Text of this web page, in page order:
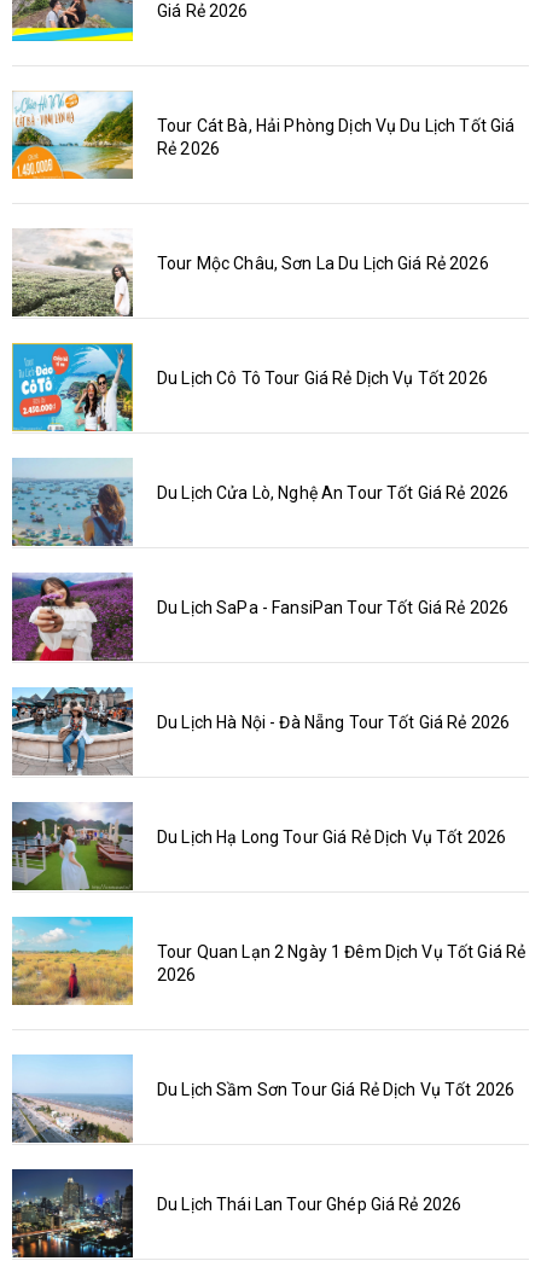
Giá Rẻ 2026
Tour Cát Bà, Hải Phòng Dịch Vụ Du Lịch Tốt Giá
Rẻ 2026
Tour Mộc Châu, Sơn La Du Lịch Giá Rẻ 2026
Du Lịch Cô Tô Tour Giá Rẻ Dịch Vụ Tốt 2026
Du Lịch Cửa Lò, Nghệ An Tour Tốt Giá Rẻ 2026
Du Lịch SaPa - FansiPan Tour Tốt Giá Rẻ 2026
Du Lịch Hà Nội - Đà Nẵng Tour Tốt Giá Rẻ 2026
Du Lịch Hạ Long Tour Giá Rẻ Dịch Vụ Tốt 2026
Tour Quan Lạn 2 Ngày 1 Đêm Dịch Vụ Tốt Giá Rẻ
2026
Du Lịch Sầm Sơn Tour Giá Rẻ Dịch Vụ Tốt 2026
Du Lịch Thái Lan Tour Ghép Giá Rẻ 2026